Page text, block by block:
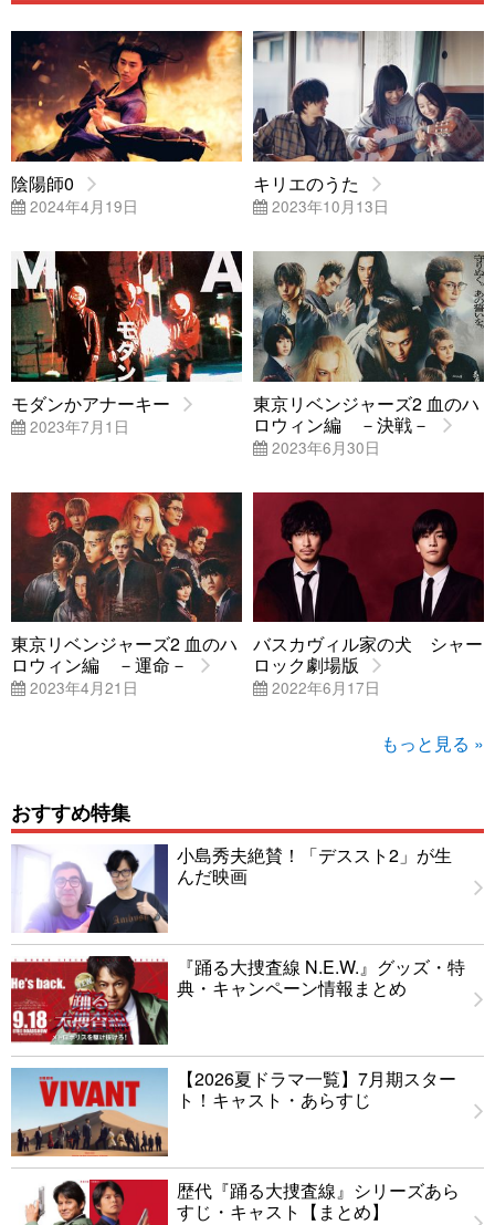
陰陽師0
2024年4月19日
キリエのうた
2023年10月13日
モダンかアナーキー
2023年7月1日
東京リベンジャーズ2 血のハ
ロウィン編 －決戦－
2023年6月30日
東京リベンジャーズ2 血のハ
ロウィン編 －運命－
2023年4月21日
バスカヴィル家の犬 シャー
ロック劇場版
2022年6月17日
もっと見る »
おすすめ特集
小島秀夫絶賛！「デススト2」が生
んだ映画
『踊る大捜査線 N.E.W.』グッズ・特
典・キャンペーン情報まとめ
【2026夏ドラマ一覧】7月期スター
ト！キャスト・あらすじ
歴代『踊る大捜査線』シリーズあら
すじ・キャスト【まとめ】